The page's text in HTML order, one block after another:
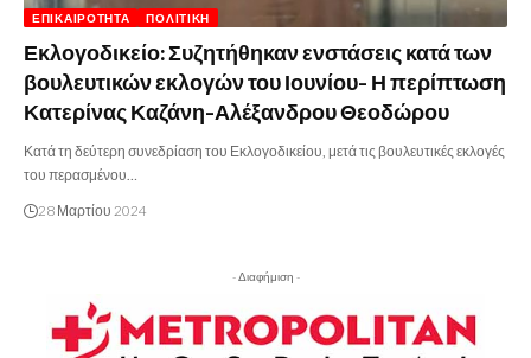
ΕΠΙΚΑΙΡΌΤΗΤΑ ΠΟΛΙΤΙΚΉ
Εκλογοδικείο: Συζητήθηκαν ενστάσεις κατά των
βουλευτικών εκλογών του Ιουνίου- Η περίπτωση
Κατερίνας Καζάνη-Αλέξανδρου Θεοδώρου
Κατά τη δεύτερη συνεδρίαση του Εκλογοδικείου, μετά τις βουλευτικές εκλογές
του περασμένου…
28 Μαρτίου 2024
- Διαφήμιση -